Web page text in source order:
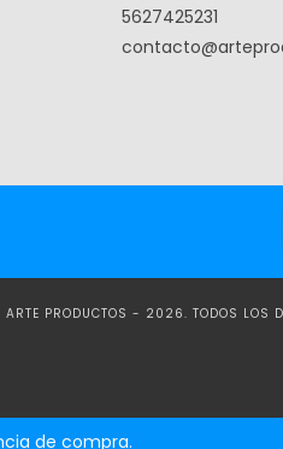
de compra.
5627425231
ARTE PRODUCTOS - 2026. TODOS LOS